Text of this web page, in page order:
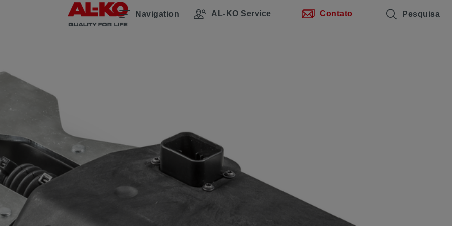
Navigation AL-KO Service Contato Pesquisa